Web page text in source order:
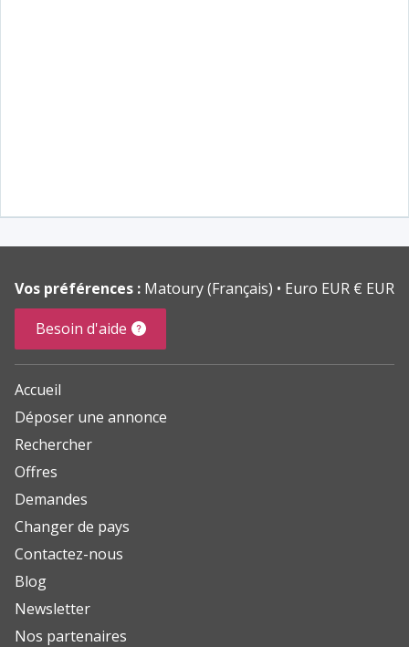
Vos préférences : Matoury (Français)
Euro EUR € EUR
Besoin d'aide
Accueil
Déposer une annonce
Rechercher
Offres
Demandes
Changer de pays
Contactez-nous
Blog
Newsletter
Nos partenaires